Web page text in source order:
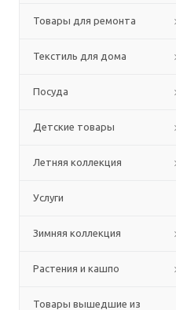
Товары для ремонта
Текстиль для дома
Посуда
Детские товары
Летняя коллекция
Услуги
Зимняя коллекция
Растения и кашпо
Товары вышедшие из